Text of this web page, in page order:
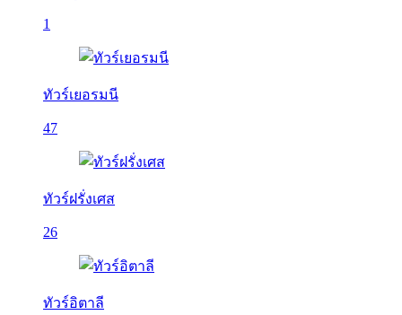
1
ทัวร์เยอรมนี
47
ทัวร์ฝรั่งเศส
26
ทัวร์อิตาลี